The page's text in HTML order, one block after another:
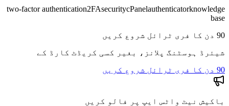
two-factor authentication2FAsecuritycPanelauthenticatorknowledge
base
90 دن کا فری ٹرائل شروع کریں
شیئرڈ ہوسٹنگ پلانز، بغیر کسی کریڈٹ کارڈ کے
90 دن کا فری ٹرائل شروع کریں
باکیش نیٹ واٹس ایپ پر فالو کریں